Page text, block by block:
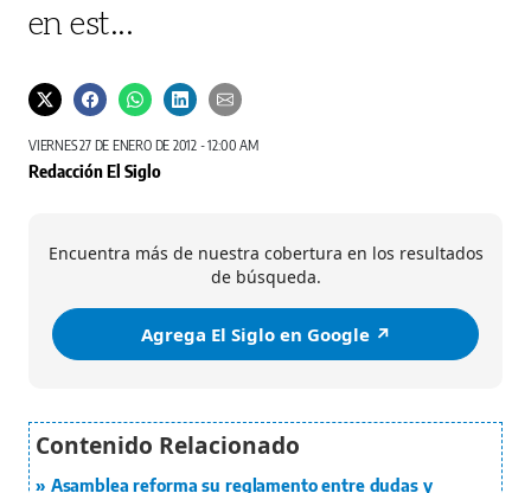
en est...
VIERNES 27 DE ENERO DE 2012 - 12:00 AM
Redacción El Siglo
Encuentra más de nuestra cobertura en los resultados
de búsqueda.
Agrega El Siglo en Google ↗️
Asamblea reforma su reglamento entre dudas y